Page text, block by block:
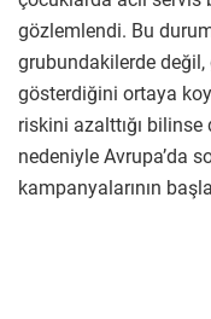
gözlemlendi. Bu
grubundakilerde değil,
gösterdiğini ortaya
riskini azalttığı bilinse
nedeniyle Avrupa’da
kampanyalarının